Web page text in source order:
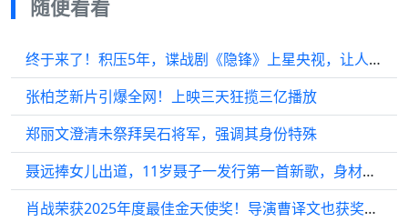
随便看看
终于来了！积压5年，谍战剧《隐锋》上星央视，让人等得望眼欲穿
张柏芝新片引爆全网！上映三天狂揽三亿播放
郑丽文澄清未祭拜吴石将军，强调其身份特殊
聂远捧女儿出道，11岁聂子一发行第一首新歌，身材颜值不输沈佳润
肖战荣获2025年度最佳金天使奖！导演曹译文也获奖，闪耀国际舞台